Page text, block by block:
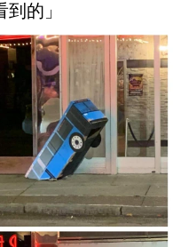
的」